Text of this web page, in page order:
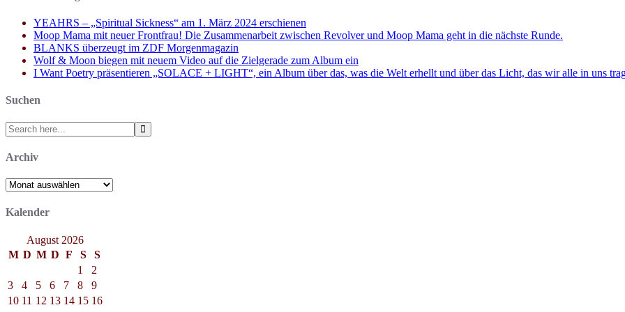
YEAHRS – „Spiritual Sickness“ am 1. März 2024 erschienen
Moop Mama mit neuer Frontfrau! Die Zusammenarbeit zwischen Revolver und Moop Mama geht in die nächste Runde.
BLANKS überzeugt im ZDF Morgenmagazin
Wolf & Moon biegen mit neuem Video auf die Zielgerade zum Album ein
I Want Poetry präsentieren „SOLACE + LIGHT“, ein Album über das, was die Welt erhellt und über das Licht, das wir alle in uns
Suchen
Search
for:
Archiv
Archiv
Kalender
August 2026
M D M D F S
S
1
2
3
4 5 6 7 8
9
10 11 12 13 14 15 16